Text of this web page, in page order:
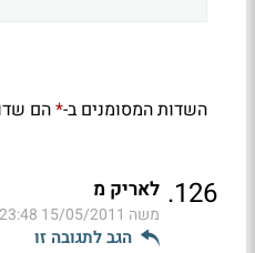
השדות המסומנים ב-*הם
126
. לאריק מ
משה 15/05/2011 23:48
הגב לתגובה זו